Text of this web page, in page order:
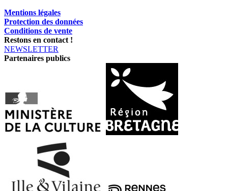
Mentions légales
Protection des données
Conditions de vente
Restons en contact !
NEWSLETTER
Partenaires publics